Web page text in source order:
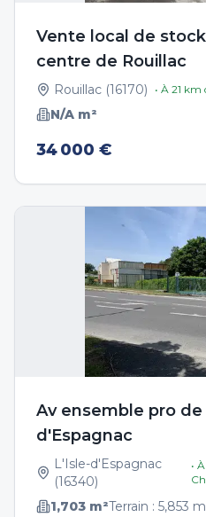
Vente local de
centre de Rouillac
Rouillac (16170) • À 21 km
N/A m²
34 000 €
Av ensemble pro de
d'Espagnac
L'Isle-d'Espagnac
(16340)
• À
1,703 m²Terrain : 5,853